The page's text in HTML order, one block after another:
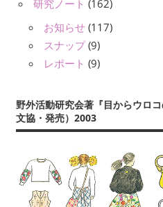
研究ノート (162)
お知らせ (117)
スナップ(9)
レポート (9)
野外活動研究会著『目からウロ
文協・発売）2003